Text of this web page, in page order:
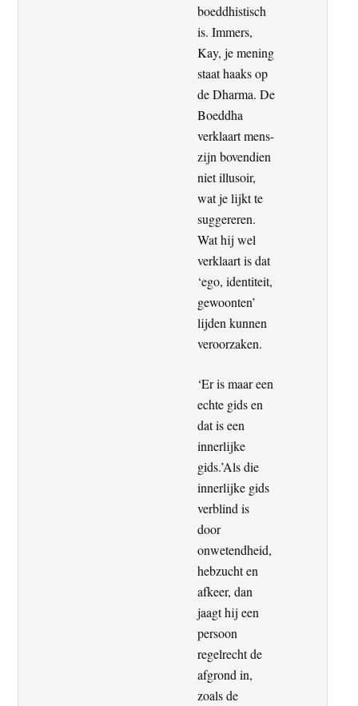
boeddhistisch
is. Immers,
Kay, je mening
staat haaks op
de Dharma. De
Boeddha
verklaart mens-
zijn bovendien
niet illusoir,
wat je lijkt te
suggereren.
Wat hij wel
verklaart is dat
‘ego, identiteit,
gewoonten’
lijden kunnen
veroorzaken.
‘Er is maar een
echte gids en
dat is een
innerlijke
gids.’Als die
innerlijke gids
verblind is
door
onwetendheid,
hebzucht en
afkeer, dan
jaagt hij een
persoon
regelrecht de
afgrond in,
zoals de